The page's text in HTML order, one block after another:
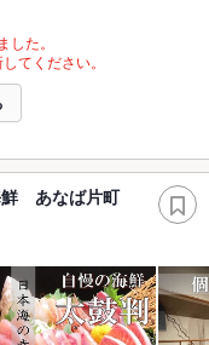
た。
てください。
鮮 あなば片町